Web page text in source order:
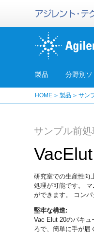
製品 分野別
HOME 製品 サン
サンプル前
研究室での生産性向
処理が可能です。
ができます。 コン
堅牢な構造:
Vac Elut 20のバキュ
ろで、簡単に手が届